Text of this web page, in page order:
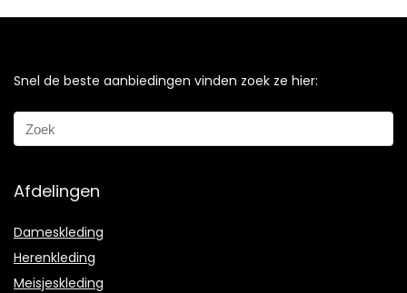
Snel de beste aanbiedingen vinden zoek ze hier:
Afdelingen
Dameskleding
Herenkleding
Meisjeskleding